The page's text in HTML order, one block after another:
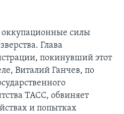
оккупационные силы
Глава
покинувший этот
Виталий Ганчев, по
ТАСС, обвиняет
и попытках